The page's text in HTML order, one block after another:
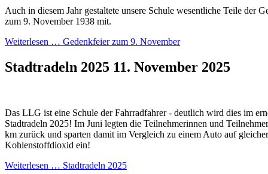
Auch in diesem Jahr gestaltete unsere Schule wesentliche Teile der
zum 9. November 1938 mit.
Weiterlesen … Gedenkfeier zum 9. November
Stadtradeln 2025 11. November 2025
Das LLG ist eine Schule der Fahrradfahrer - deutlich wird dies im
Stadtradeln 2025! Im Juni legten die Teilnehmerinnen und
km zurück und sparten damit im Vergleich zu einem Auto auf
Kohlenstoffdioxid ein!
Weiterlesen … Stadtradeln 2025